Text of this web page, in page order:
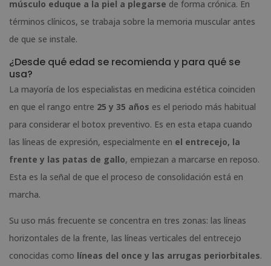
músculo eduque a la piel a plegarse de forma crónica. En
términos clínicos, se trabaja sobre la memoria muscular antes
de que se instale.
¿Desde qué edad se recomienda y para qué se
usa?
La mayoría de los especialistas en medicina estética coinciden
en que el rango entre 25 y 35 años es el periodo más habitual
para considerar el botox preventivo. Es en esta etapa cuando
las líneas de expresión, especialmente en el entrecejo, la
frente y las patas de gallo, empiezan a marcarse en reposo.
Esta es la señal de que el proceso de consolidación está en
marcha.
Su uso más frecuente se concentra en tres zonas: las líneas
horizontales de la frente, las líneas verticales del entrecejo
conocidas como líneas del once y las arrugas periorbitales.